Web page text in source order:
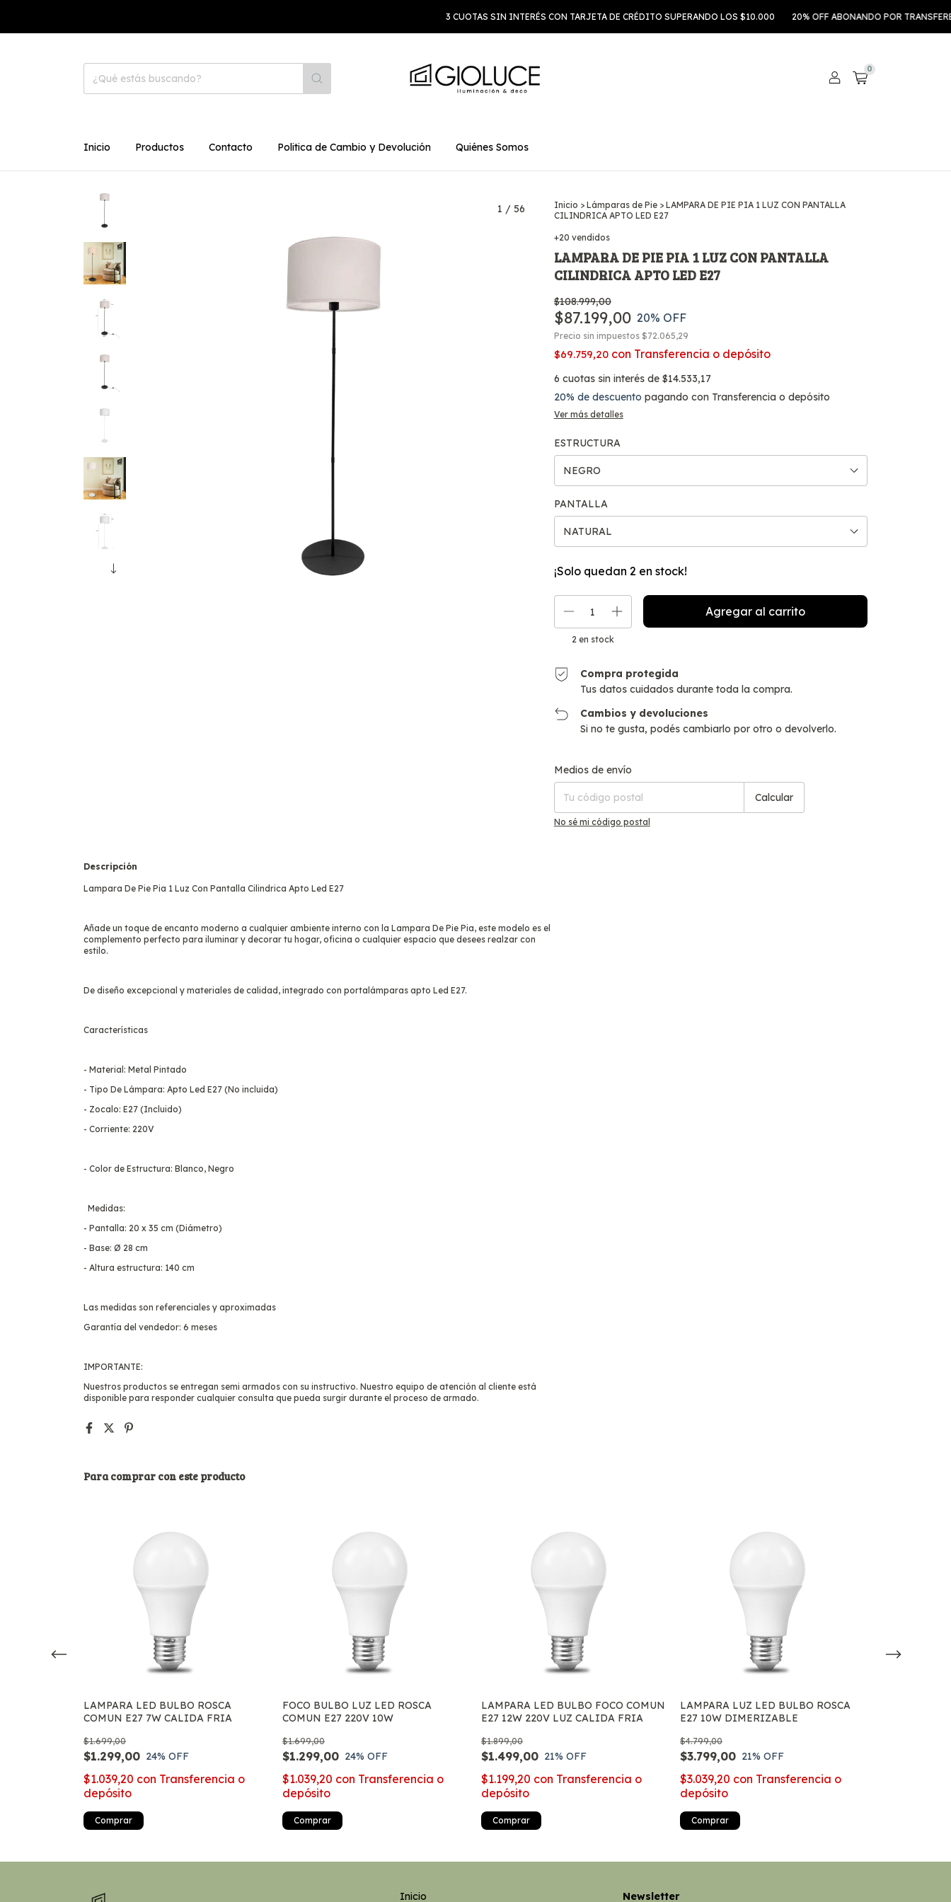
3 CUOTAS SIN INTERÉS CON TARJETA DE CRÉDITO SUPERANDO LOS $10.000 20% OFF ABONANDO POR
0
Inicio Productos Contacto Politica de Cambio y Devolución Quiénes Somos
1 / 56 Inicio > Lámparas de Pie > LAMPARA DE PIE PIA 1 LUZ CON PANTALLA
CILINDRICA APTO LED E27
+20 vendidos
LAMPARA DE PIE PIA 1 LUZ CON PANTALLA
CILINDRICA APTO LED E27
$108.999,00
$87.199,00 20% OFF
Precio sin impuestos $72.065,29
$69.759,20 con Transferencia o depósito
6 cuotas sin interés de $14.533,17
20% de descuento pagando con Transferencia o depósito
Ver más detalles
ESTRUCTURA
PANTALLA
¡Solo quedan 2 en stock!
2en stock
Compra protegida
Tus datos cuidados durante toda la compra.
Cambios y devoluciones
Si no te gusta, podés cambiarlo por otro o devolverlo.
Entregas para el CP:
Medios de envío
Calcular
No sé mi código postal
Descripción
Lampara De Pie Pia 1 Luz Con Pantalla Cilindrica Apto Led E27
Añade un toque de encanto moderno a cualquier ambiente interno con la Lampara De Pie Pia, este modelo es el
complemento perfecto para iluminar y decorar tu hogar, oficina o cualquier espacio que desees realzar con
estilo.
De diseño excepcional y materiales de calidad, integrado con portalámparas apto Led E27.
Características
- Material: Metal Pintado
- Tipo De Lámpara: Apto Led E27 (No incluida)
- Zocalo: E27 (Incluido)
- Corriente: 220V
- Color de Estructura: Blanco, Negro
Medidas:
- Pantalla: 20 x 35 cm (Diámetro)
- Base: Ø 28 cm
- Altura estructura: 140 cm
Las medidas son referenciales y aproximadas
Garantía del vendedor: 6 meses
IMPORTANTE:
Nuestros productos se entregan semi armados con su instructivo. Nuestro equipo de atención al cliente está
disponible para responder cualquier consulta que pueda surgir durante el proceso de armado.
Para comprar con este producto
LAMPARA LED BULBO ROSCA
COMUN E27 7W CALIDA FRIA
$1.299,00
$1.699,00
24% OFF
$1.039,20 con Transferencia o
depósito
Comprar
FOCO BULBO LUZ LED ROSCA
COMUN E27 220V 10W
$1.299,00
$1.699,00
24% OFF
$1.039,20 con Transferencia o
depósito
Comprar
LAMPARA LED BULBO FOCO COMUN
E27 12W 220V LUZ CALIDA FRIA
$1.499,00
$1.899,00
21% OFF
$1.199,20 con Transferencia o
depósito
Comprar
LAMPARA LUZ LED BULBO ROSCA
E27 10W DIMERIZABLE
$3.799,00
$4.799,00
21% OFF
$3.039,20 con Transferencia o
depósito
Comprar
Inicio Newsletter